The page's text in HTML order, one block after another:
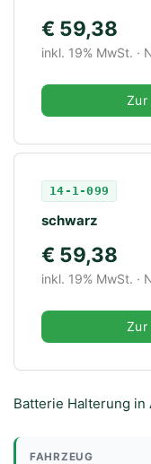
€ 59,38
inkl. 19% MwSt. ·
Zur
14-1-099
schwarz
€ 59,38
inkl. 19% MwSt. ·
Zur
Batterie Halterung
FAHRZEUG